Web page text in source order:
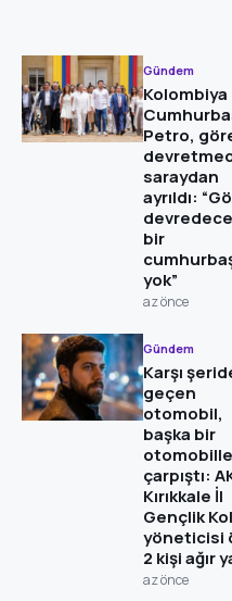
Gündem
Kolombiya
Petro,
saraydan
ayrıldı:
bir
yok”
az önce
Gündem
Karşı
geçen
otomobil,
başka bir
otomobille
çarpıştı:
Kırıkkale İl
Gençlik
yöneticisi
2 kişi ağır
az önce